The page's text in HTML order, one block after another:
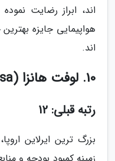
اند، ابراز رضایت
هواپیمایی جایزه
اند.
10. لوفت هانزا (Lufthansa)
رتبه قبلی: 12
بزرگ ترین ایرلاین